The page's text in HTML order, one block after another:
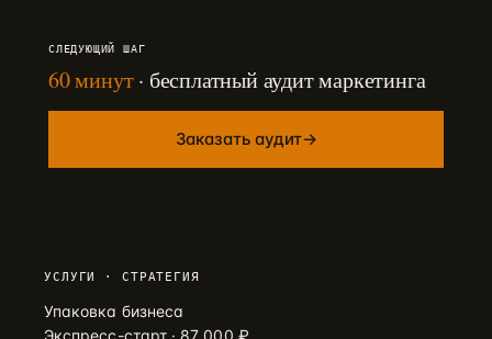
СЛЕДУЮЩИЙ ШАГ
60 минут· бесплатный аудит маркетинга
Заказать аудит→
УСЛУГИ · СТРАТЕГИЯ
Упаковка бизнеса
Экспресс-старт · 87 000 ₽